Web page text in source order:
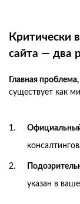
Критически
сайта — два
Главная
существует как
указан в